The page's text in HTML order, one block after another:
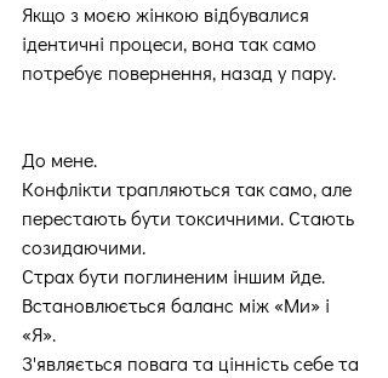
Якщо з моєю жінкою відбувалися
ідентичні процеси, вона так само
потребує повернення, назад у пару.
До мене.
Конфлікти трапляються так само, але
перестають бути токсичними. Стають
созидаючими.
Страх бути поглиненим іншим йде.
Встановлюється баланс між «Ми» і
«Я».
З'являється повага та цінність себе та